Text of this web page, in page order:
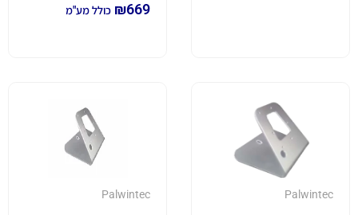
₪669 כולל מע"מ
Palwintec
Palwintec